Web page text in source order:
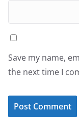
Save my name,
the next time I